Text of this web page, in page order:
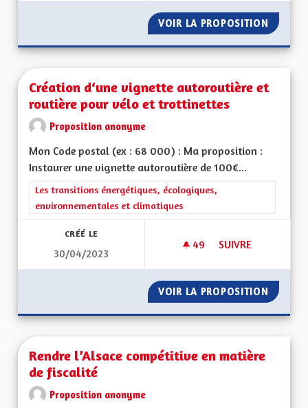
VOIR LA PROPOSITION
Création d‘une vignette autoroutière et
routière pour vélo et trottinettes
Proposition anonyme
Mon Code postal (ex : 68 000) : Ma proposition :
Instaurer une vignette autoroutière de 100€...
Filtrer les résultats de la catégorie : Les transitions
Les transitions énergétiques, écologiques,
environnementales et climatiques
CRÉÉ LE
30/04/2023
49 49 ABONNÉS
SUIVRE
VOIR LA PROPOSITION
Rendre l’Alsace compétitive en matière
de fiscalité
Proposition anonyme